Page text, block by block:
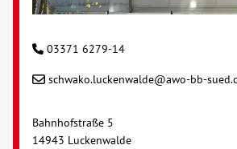
03371 6279-14
schwako.luckenwalde@awo-bb-
Bahnhofstraße 5
14943 Luckenwalde